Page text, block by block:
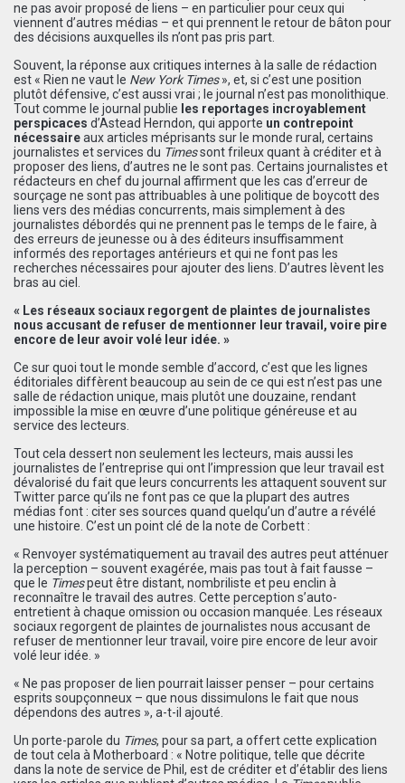
ne pas avoir proposé de liens – en particulier pour ceux qui
viennent d’autres médias – et qui prennent le retour de bâton pour
des décisions auxquelles ils n’ont pas pris part.
Souvent, la réponse aux critiques internes à la salle de rédaction
est « Rien ne vaut le New York Times», et, si c’est une position
plutôt défensive, c’est aussi vrai ; le journal n’est pas monolithique.
Tout comme le journal publie les reportages incroyablement
perspicaces d’Astead Herndon, qui apporte un contrepoint
nécessaireaux articles méprisants sur le monde rural, certains
journalistes et services du Timessont frileux quant à créditer et à
proposer des liens, d’autres ne le sont pas. Certains journalistes et
rédacteurs en chef du journal affirment que les cas d’erreur de
sourçage ne sont pas attribuables à une politique de boycott des
liens vers des médias concurrents, mais simplement à des
journalistes débordés qui ne prennent pas le temps de le faire, à
des erreurs de jeunesse ou à des éditeurs insuffisamment
informés des reportages antérieurs et qui ne font pas les
recherches nécessaires pour ajouter des liens. D’autres lèvent les
bras au ciel.
« Les réseaux sociaux regorgent de plaintes de journalistes
nous accusant de refuser de mentionner leur travail, voire pire
encore de leur avoir volé leur idée. »
Ce sur quoi tout le monde semble d’accord, c’est que les lignes
éditoriales diffèrent beaucoup au sein de ce qui est n’est pas une
salle de rédaction unique, mais plutôt une douzaine, rendant
impossible la mise en œuvre d’une politique généreuse et au
service des lecteurs.
Tout cela dessert non seulement les lecteurs, mais aussi les
journalistes de l’entreprise qui ont l’impression que leur travail est
dévalorisé du fait que leurs concurrents les attaquent souvent sur
Twitter parce qu’ils ne font pas ce que la plupart des autres
médias font : citer ses sources quand quelqu’un d’autre a révélé
une histoire. C’est un point clé de la note de Corbett :
« Renvoyer systématiquement au travail des autres peut atténuer
la perception – souvent exagérée, mais pas tout à fait fausse –
que le Timespeut être distant, nombriliste et peu enclin à
reconnaître le travail des autres. Cette perception s’auto-
entretient à chaque omission ou occasion manquée. Les réseaux
sociaux regorgent de plaintes de journalistes nous accusant de
refuser de mentionner leur travail, voire pire encore de leur avoir
volé leur idée. »
« Ne pas proposer de lien pourrait laisser penser – pour certains
esprits soupçonneux – que nous dissimulons le fait que nous
dépendons des autres », a-t-il ajouté.
Un porte-parole du Times, pour sa part, a offert cette explication
de tout cela à Motherboard : « Notre politique, telle que décrite
dans la note de service de Phil, est de créditer et d’établir des liens